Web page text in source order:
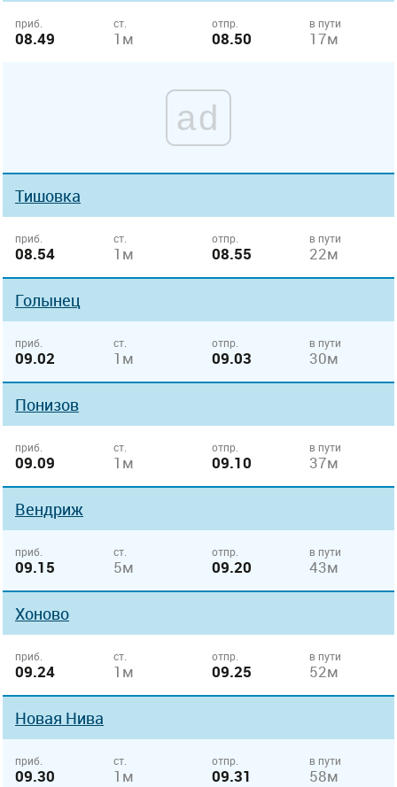
приб.
08.49
ст.
1м
отпр.
08.50
в пути
17м
ad
Тишовка
приб.
08.54
ст.
1м
отпр.
08.55
в пути
22м
Голынец
приб.
09.02
ст.
1м
отпр.
09.03
в пути
30м
Понизов
приб.
09.09
ст.
1м
отпр.
09.10
в пути
37м
Вендриж
приб.
09.15
ст.
5м
отпр.
09.20
в пути
43м
Хоново
приб.
09.24
ст.
1м
отпр.
09.25
в пути
52м
Новая Нива
приб.
09.30
ст.
1м
отпр.
09.31
в пути
58м